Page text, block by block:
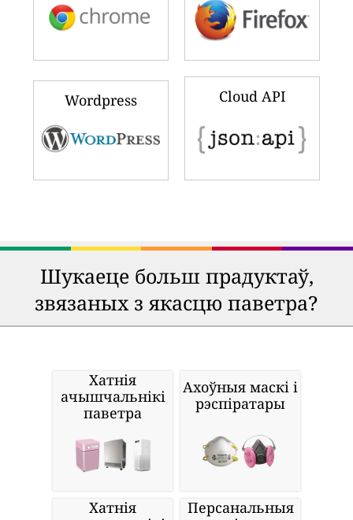
Wordpress Cloud API
Шукаеце больш прадуктаў,
звязаных з якасцю паветра?
Хатнія
ачышчальнікі
паветра
Ахоўныя маскі і
рэспіратары
Хатнія
Персанальныя